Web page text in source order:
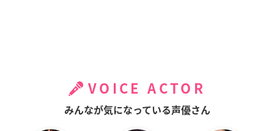
VOICE ACTOR
みんなが気になっている声優さん